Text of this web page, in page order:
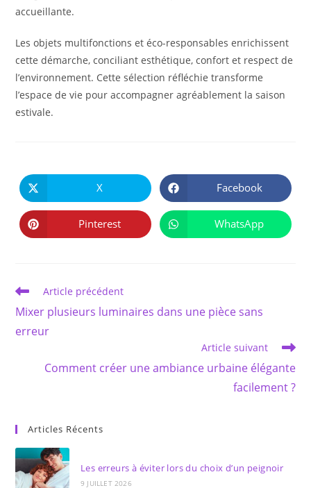
accueillante.
Les objets multifonctions et éco-responsables enrichissent
cette démarche, conciliant esthétique, confort et respect de
l’environnement. Cette sélection réfléchie transforme
l’espace de vie pour accompagner agréablement la saison
estivale.
CE
CONTENU
Ouvrir
dans
une
autre
fenêtre
X Ouvrir
dans
une
autre
fenêtre
Facebook
Ouvrir
dans
Pinterest Ouvrir
dans
WhatsApp
Read
articles
Article précédent
Mixer plusieurs luminaires dans une pièce sans
erreur
Article suivant
Comment créer une ambiance urbaine élégante
facilement ?
Articles Récents
Les erreurs à éviter lors du choix d’un peignoir
9 JUILLET 2026